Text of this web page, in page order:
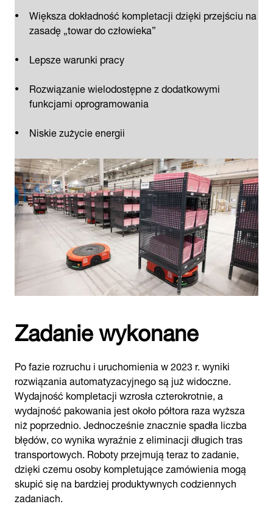
Większa dokładność kompletacji dzięki przejściu na
zasadę „towar do człowieka”
Lepsze warunki pracy
Rozwiązanie wielodostępne z dodatkowymi
funkcjami oprogramowania
Niskie zużycie energii
Zadanie wykonane
Po fazie rozruchu i uruchomienia w 2023 r. wyniki
rozwiązania automatyzacyjnego są już widoczne.
Wydajność kompletacji wzrosła czterokrotnie, a
wydajność pakowania jest około półtora raza wyższa
niż poprzednio. Jednocześnie znacznie spadła liczba
błędów, co wynika wyraźnie z eliminacji długich tras
transportowych. Roboty przejmują teraz to zadanie,
dzięki czemu osoby kompletujące zamówienia mogą
skupić się na bardziej produktywnych codziennych
zadaniach.